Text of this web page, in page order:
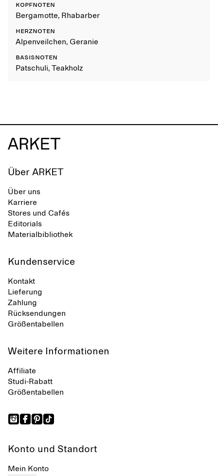
KOPFNOTEN
Bergamotte, Rhabarber
HERZNOTEN
Alpenveilchen, Geranie
BASISNOTEN
Patschuli, Teakholz
Über ARKET
Über uns
Karriere
Stores und Cafés
Editorials
Materialbibliothek
Kundenservice
Kontakt
Lieferung
Zahlung
Rücksendungen
Größentabellen
Weitere Informationen
Affiliate
Studi-Rabatt
Größentabellen
Konto und Standort
Mein Konto